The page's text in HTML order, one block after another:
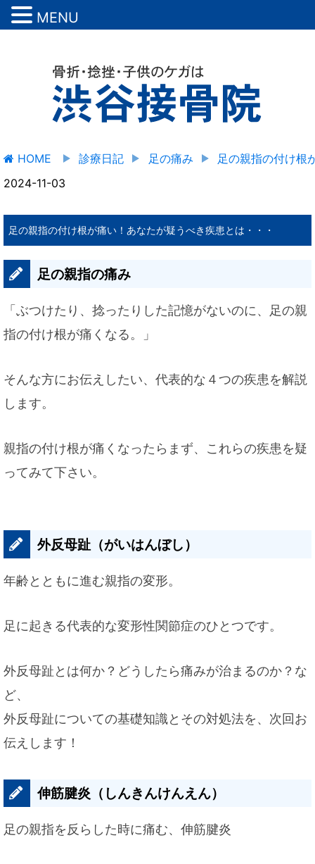
HOME 診療日記 足の痛み
足の親指の付け根
2024-11-03
足の親指の付け根が痛い！あなたが疑うべき疾患とは・・・
足の親指の痛み
「ぶつけたり、捻ったりした記憶がないのに、足の親
指の付け根が痛くなる。」
そんな方にお伝えしたい、代表的な４つの疾患を解説
します。
親指の付け根が痛くなったらまず、これらの疾患を疑
ってみて下さい。
外反母趾（がいはんぼし）
年齢とともに進む親指の変形。
足に起きる代表的な変形性関節症のひとつです。
外反母趾とは何か？どうしたら痛みが治まるのか？な
ど、
外反母趾についての基礎知識とその対処法を、次回お
伝えします！
伸筋腱炎（しんきんけんえん）
足の親指を反らした時に痛む、伸筋腱炎
MENU